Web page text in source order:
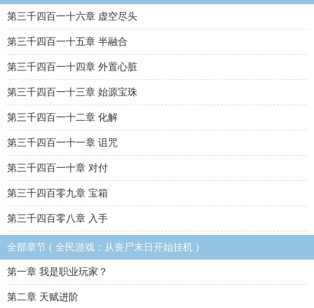
第三千四百一十六章 虚空尽头
第三千四百一十五章 半融合
第三千四百一十四章 外置心脏
第三千四百一十三章 始源宝珠
第三千四百一十二章 化解
第三千四百一十一章 诅咒
第三千四百一十章 对付
第三千四百零九章 宝箱
第三千四百零八章 入手
全部章节 ( 全民游戏：从丧尸末日开始挂机 )
第一章 我是职业玩家？
第二章 天赋进阶